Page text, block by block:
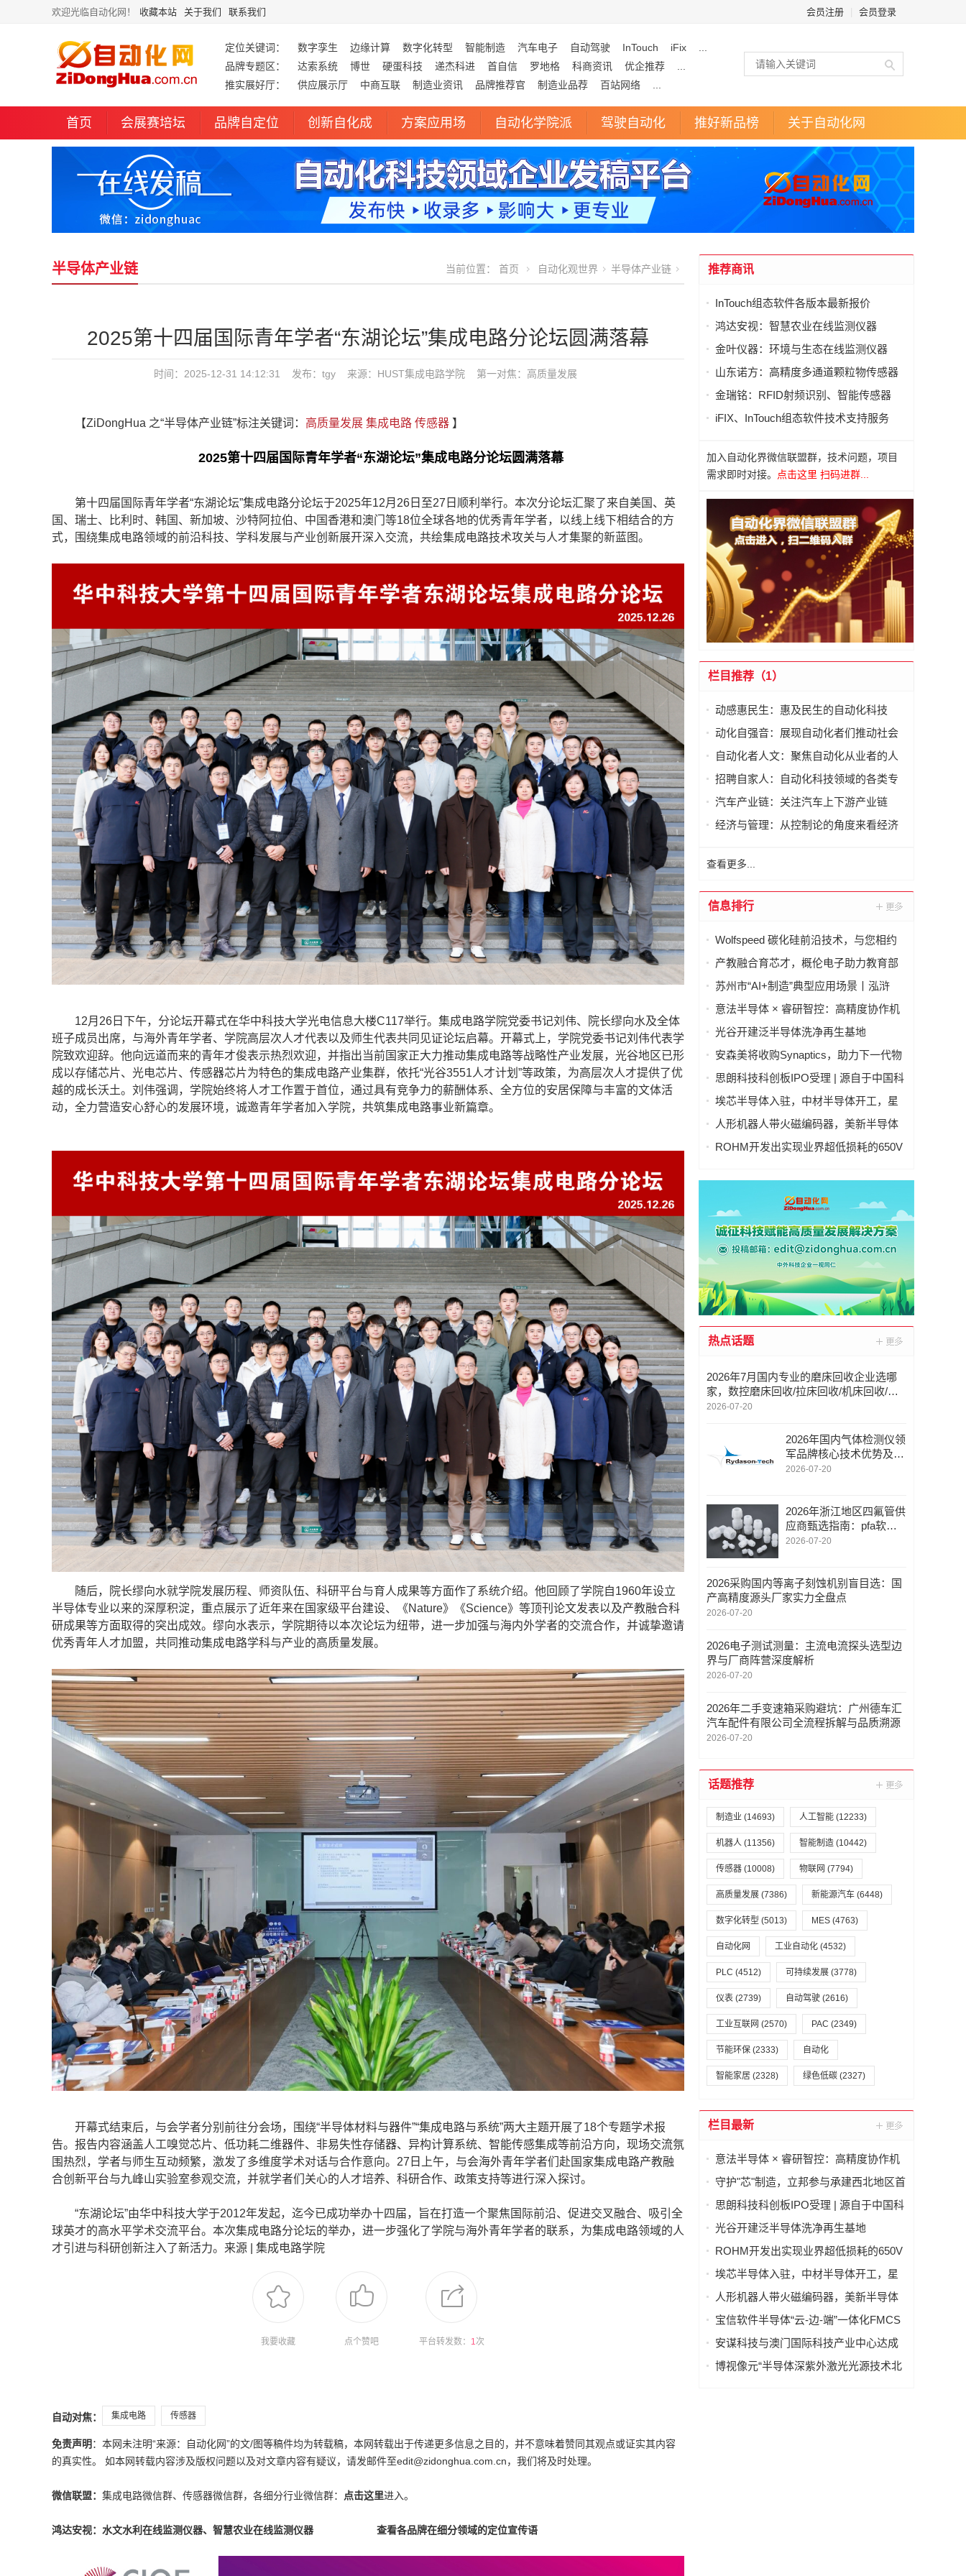
欢迎光临自动化网！ 收藏本站 关于我们 联系我们 会员注册 会员登录
定位关键词： 数字孪生 边缘计算 数字化转型 智能制造 汽车电子 自动驾驶 InTouch iFix
品牌专题区：
达索系统 博世 硬蛋科技 递杰科进 首自信 罗地格 科商资讯 优企推荐
推实展好厅：
供应展示厅 中商互联 制造业资讯 品牌推荐官 制造业品荐 百站网络
首页 会展赛培坛 品牌自定位 创新自化成 方案应用场 自动化学院派 驾驶自动化 推好新品榜 关于自动化网
半导体产业链 当前位置： 首页 自动化观世界 半导体产业链
2025第十四届国际青年学者“东湖论坛”集成电路分论坛圆满落幕
时间：2025-12-31 14:12:31 发布：tgy 来源：HUST集成电路学院 第一对焦： 高质量发展
【ZiDongHua 之“半导体产业链”标注关键词： 高质量发展 集成电路 传感器 】
2025第十四届国际青年学者“东湖论坛”集成电路分论坛圆满落幕
第十四届国际青年学者“东湖论坛”集成电路分论坛于2025年12月26日至27日顺利举行。本次分论坛汇聚了来自美国、英
国、瑞士、比利时、韩国、新加坡、沙特阿拉伯、中国香港和澳门等18位全球各地的优秀青年学者，以线上线下相结合的方
式，围绕集成电路领域的前沿科技、学科发展与产业创新展开深入交流，共绘集成电路技术攻关与人才集聚的新蓝图。
12月26日下午，分论坛开幕式在华中科技大学光电信息大楼C117举行。集成电路学院党委书记刘伟、院长缪向水及全体
班子成员出席，与海外青年学者、学院高层次人才代表以及师生代表共同见证论坛启幕。开幕式上，学院党委书记刘伟代表学
院致欢迎辞。他向远道而来的青年才俊表示热烈欢迎，并指出当前国家正大力推动集成电路等战略性产业发展，光谷地区已形
成以存储芯片、光电芯片、传感器芯片为特色的集成电路产业集群，依托“光谷3551人才计划”等政策，为高层次人才提供了优
越的成长沃土。刘伟强调，学院始终将人才工作置于首位，通过具有竞争力的薪酬体系、全方位的安居保障与丰富的文体活
动，全力营造安心舒心的发展环境，诚邀青年学者加入学院，共筑集成电路事业新篇章。
随后，院长缪向水就学院发展历程、师资队伍、科研平台与育人成果等方面作了系统介绍。他回顾了学院自1960年设立
半导体专业以来的深厚积淀，重点展示了近年来在国家级平台建设、《Nature》《Science》等顶刊论文发表以及产教融合科
研成果等方面取得的突出成效。缪向水表示，学院期待以本次论坛为纽带，进一步加强与海内外学者的交流合作，并诚挚邀请
优秀青年人才加盟，共同推动集成电路学科与产业的高质量发展。
开幕式结束后，与会学者分别前往分会场，围绕“半导体材料与器件”“集成电路与系统”两大主题开展了18个专题学术报
告。报告内容涵盖人工嗅觉芯片、低功耗二维器件、非易失性存储器、异构计算系统、智能传感集成等前沿方向，现场交流氛
围热烈，学者与师生互动频繁，激发了多维度学术对话与合作意向。27日上午，与会海外青年学者们赴国家集成电路产教融
合创新平台与九峰山实验室参观交流，并就学者们关心的人才培养、科研合作、政策支持等进行深入探讨。
“东湖论坛”由华中科技大学于2012年发起，迄今已成功举办十四届，旨在打造一个聚焦国际前沿、促进交叉融合、吸引全
球英才的高水平学术交流平台。本次集成电路分论坛的举办，进一步强化了学院与海外青年学者的联系，为集成电路领域的人
才引进与科研创新注入了新活力。来源 | 集成电路学院
我要收藏 点个赞吧 平台转发数： 1 次
自动对焦： 集成电路 传感器
免责声明 ：本网未注明“来源：自动化网”的文/图等稿件均为转载稿，本网转载出于传递更多信息之目的，并不意味着赞同其观点或证实其内容
的真实性。 如本网转载内容涉及版权问题以及对文章内容有疑议，请发邮件至edit@zidonghua.com.cn，我们将及时处理。
微信联盟： 集成电路微信群、传感器微信群，各细分行业微信群： 点击这里进入。
鸿达安视：水文水利在线监测仪器、智慧农业在线监测仪器 查看各品牌在细分领域的定位宣传语
推荐商讯
InTouch组态软件各版本最新报价
鸿达安视：智慧农业在线监测仪器
金叶仪器：环境与生态在线监测仪器
山东诺方：高精度多通道颗粒物传感器
金瑞铭：RFID射频识别、智能传感器
iFIX、InTouch组态软件技术支持服务
加入自动化界微信联盟群，技术问题，项目
需求即时对接。
点击这里 扫码进群...
栏目推荐（1）
动感惠民生：惠及民生的自动化科技
动化自强音：展现自动化者们推动社会
进步发出的响亮声音
自动化者人文：聚焦自动化从业者的人
文思考
招聘自家人：自动化科技领域的各类专
家及人才需求资讯
汽车产业链：关注汽车上下游产业链
经济与管理：从控制论的角度来看经济
查看更多...
信息排行
Wolfspeed 碳化硅前沿技术，与您相约
德国 PCIM 2026
产教融合育芯才，概伦电子助力教育部
集成电路“101计划”建设落地
苏州市“AI+制造”典型应用场景丨泓浒
AI+晶圆智控真空传输平台
意法半导体 × 睿研智控：高精度协作机
器人灵巧手
光谷开建泛半导体洗净再生基地
安森美将收购Synaptics，助力下一代物
理AI智能系统发展
思朗科技科创板IPO受理 | 源自于中国科
学院自动化研究所
埃芯半导体入驻，中材半导体开工，星
辰技术设备搬入，光谷半导体产业链有
人形机器人带火磁编码器，美新半导体
布局位置感知新风口
ROHM开发出实现业界超低损耗的650V
热点话题
2026年7月国内专业的磨床回收企业选哪
家，数控磨床回收/拉床回收/机床回收/气
动冲床回收，磨床回收厂家口碑推荐
2026-07-20
2026年国内气体检测仪领
军品牌核心技术优势及全
场景应用详解
2026-07-20
2026年浙江地区四氟管供
应商甄选指南：pfa软管
接头/ptfe聚四氟管/技术实
2026-07-20
2026采购国内等离子刻蚀机别盲目选：国
产高精度源头厂家实力全盘点
2026-07-20
2026电子测试测量：主流电流探头选型边
界与厂商阵营深度解析
2026-07-20
2026年二手变速箱采购避坑：广州德车汇
汽车配件有限公司全流程拆解与品质溯源
2026-07-20
话题推荐
制造业 (14693) 人工智能 (12233)
机器人 (11356) 智能制造 (10442)
传感器 (10008) 物联网 (7794)
高质量发展 (7386) 新能源汽车 (6448)
数字化转型 (5013) MES (4763)
自动化网 工业自动化 (4532)
PLC (4512) 可持续发展 (3778)
仪表 (2739) 自动驾驶 (2616)
工业互联网 (2570) PAC (2349)
节能环保 (2333) 自动化
智能家居 (2328) 绿色低碳 (2327)
栏目最新
意法半导体 × 睿研智控：高精度协作机
器人灵巧手
守护"芯"制造，立邦参与承建西北地区首
条8英寸半导体芯片产线项目建设
思朗科技科创板IPO受理 | 源自于中国科
学院自动化研究所
光谷开建泛半导体洗净再生基地
ROHM开发出实现业界超低损耗的650V
耐压IGBT
埃芯半导体入驻，中材半导体开工，星
辰技术设备搬入，光谷半导体产业链有
人形机器人带火磁编码器，美新半导体
布局位置感知新风口
宝信软件半导体“云-边-端”一体化FMCS
方案入选《智能制造系统解决方案参考
安谋科技与澳门国际科技产业中心达成
战略合作，合力开启AI+半导体发展“芯”
博视像元“半导体深紫外激光光源技术北